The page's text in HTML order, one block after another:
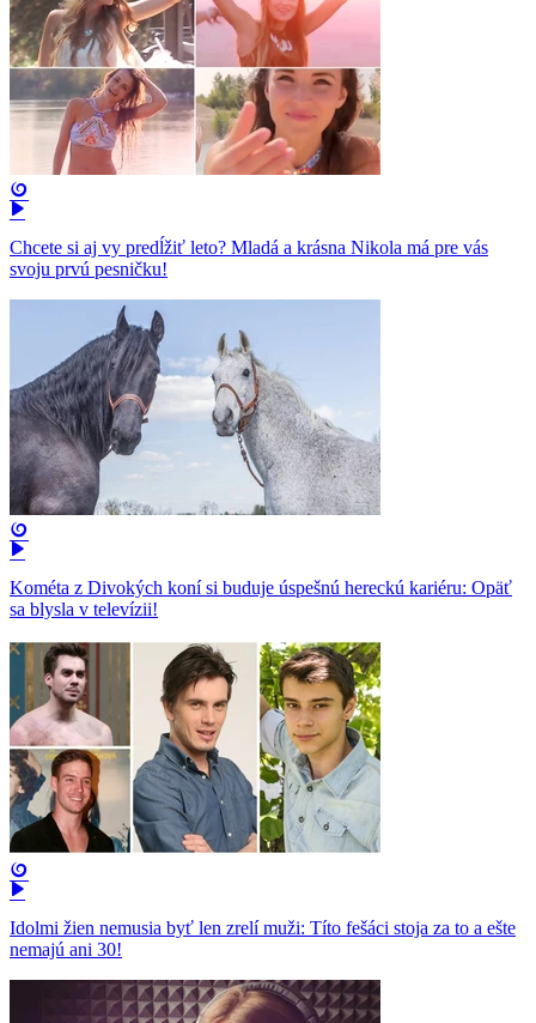
Chcete si aj vy predĺžiť leto? Mladá a krásna Nikola má pre vás
svoju prvú pesničku!
Kométa z Divokých koní si buduje úspešnú hereckú kariéru: Opäť
sa blysla v televízii!
Idolmi žien nemusia byť len zrelí muži: Títo fešáci stoja za to a ešte
nemajú ani 30!